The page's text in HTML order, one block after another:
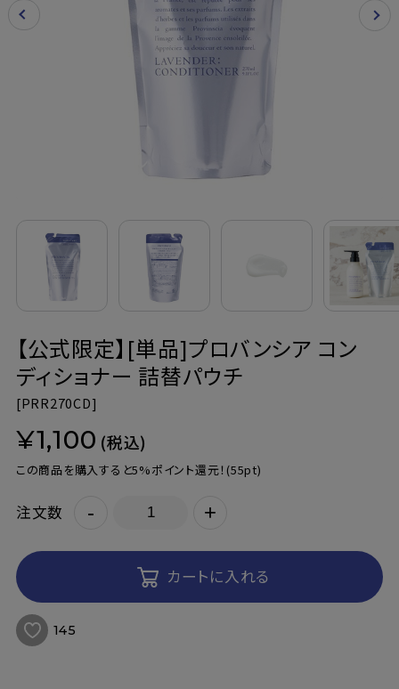
ご利用案内
よくあるご質問
会員登録でお得
NEWS一覧
利用規約
【公式限定】[単品]プロバンシア コン
ディショナー 詰替パウチ
[PRR270CD]
¥1,100 (税込)
この商品を購入すると5%ポイント還元！ (55pt)
注文数 - +
カートに入れる
145